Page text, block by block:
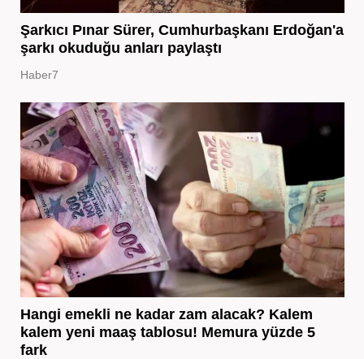
Şarkıcı Pınar Sürer, Cumhurbaşkanı Erdoğan'a
şarkı okuduğu anları paylaştı
Haber7
Hangi emekli ne kadar zam alacak? Kalem
kalem yeni maaş tablosu! Memura yüzde 5
fark